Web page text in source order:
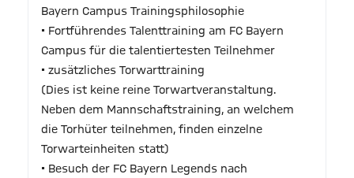
Bayern Campus Trainingsphilosophie
• Fortführendes Talenttraining am FC Bayern
Campus für die talentiertesten Teilnehmer
• zusätzliches Torwarttraining
(Dies ist keine reine Torwartveranstaltung.
Neben dem Mannschaftstraining, an welchem
die Torhüter teilnehmen, finden einzelne
Torwarteinheiten statt)
• Besuch der FC Bayern Legends nach